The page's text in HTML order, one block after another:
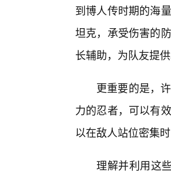
到博人传时期的海
坦克，承受伤害的
长辅助，为队友提
更重要的是，
力的忍者，可以有
以在敌人站位密集
理解并利用这